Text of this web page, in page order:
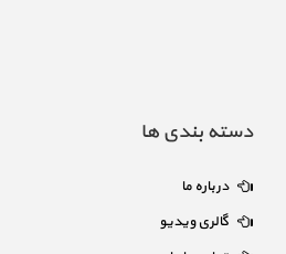
دسته بندی ها
درباره ما
گالری ویدیو